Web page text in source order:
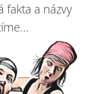
fakta a názvy